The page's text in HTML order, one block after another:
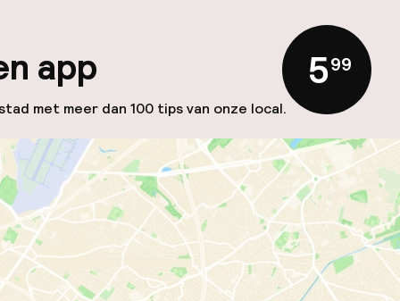
app
met meer dan 100 tips van onze local.
5,99